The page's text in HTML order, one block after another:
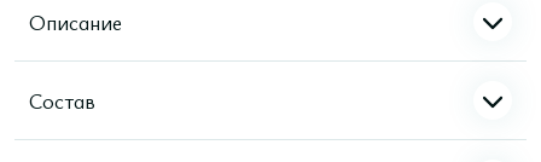
Описание
Состав